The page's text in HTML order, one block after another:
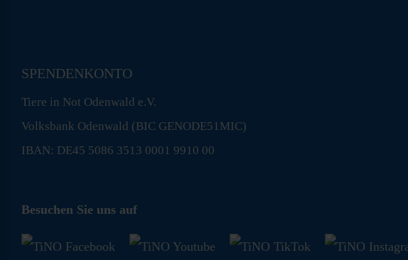
SPENDENKONTO
Tiere in Not Odenwald e.V.
Volksbank Odenwald (BIC GENODE51MIC)
IBAN: DE45 5086 3513 0001 9910 00
Besuchen Sie uns auf